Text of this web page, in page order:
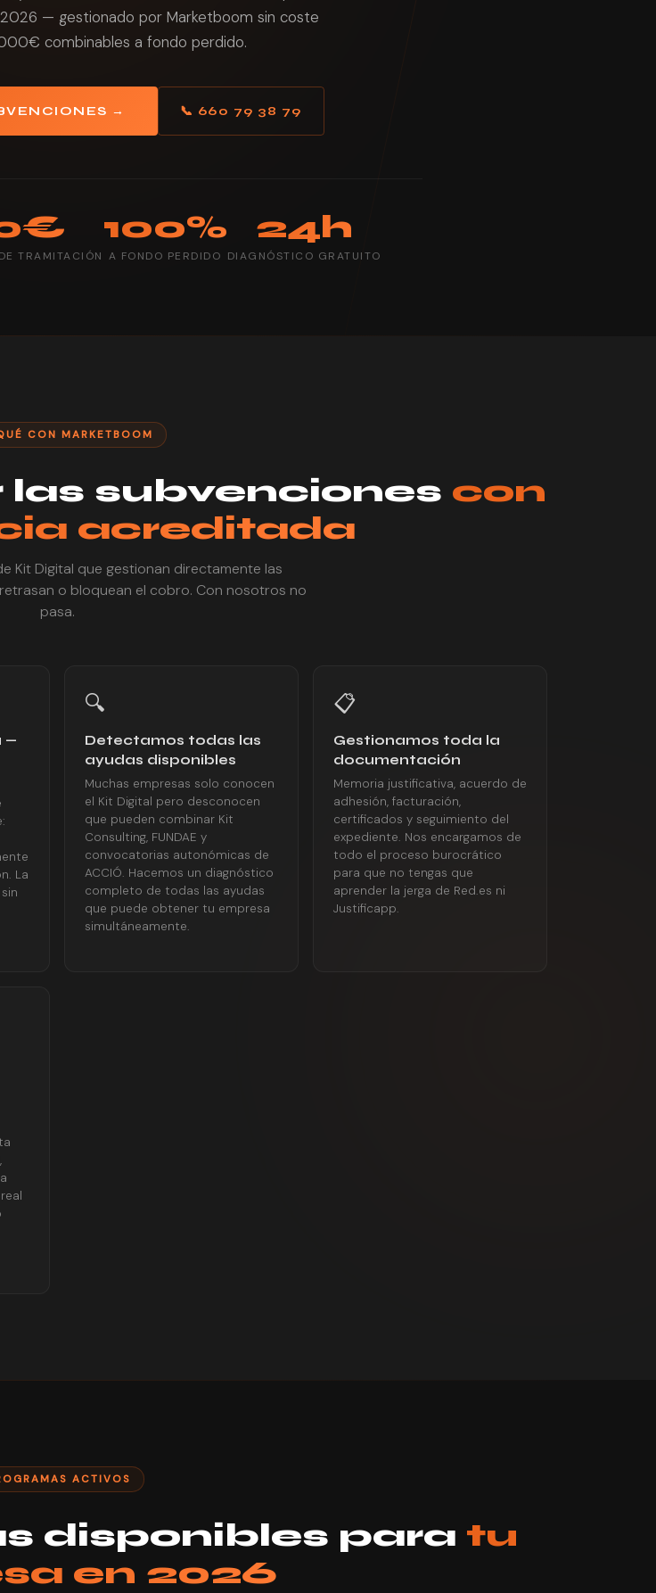
— gestionado por Marketboom sin coste
combinables a fondo perdido.
→ 📞 660 79 38 79
TRAMITACIÓN
100%
A FONDO PERDIDO
24h
DIAGNÓSTICO GRATUITO
CON MARKETBOOM
las subvenciones con
acreditada
Kit Digital que gestionan directamente las
o bloquean el cobro. Con nosotros no
pasa.
—
La
🔍
Detectamos todas las
ayudas disponibles
Muchas empresas solo conocen
el Kit Digital pero desconocen
que pueden combinar Kit
Consulting, FUNDAE y
convocatorias autonómicas de
ACCIÓ. Hacemos un diagnóstico
completo de todas las ayudas
que puede obtener tu empresa
simultáneamente.
📋
Gestionamos toda la
documentación
Memoria justificativa, acuerdo de
adhesión, facturación,
certificados y seguimiento del
expediente. Nos encargamos de
todo el proceso burocrático
para que no tengas que
aprender la jerga de Red.es ni
Justificapp.
ACTIVOS
disponibles para tu
en 2026